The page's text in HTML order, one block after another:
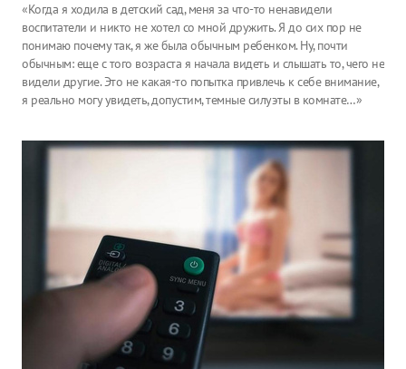
«Когда я ходила в детский сад, меня за что-то ненавидели
воспитатели и никто не хотел со мной дружить. Я до сих пор не
понимаю почему так, я же была обычным ребенком. Ну, почти
обычным: еще с того возраста я начала видеть и слышать то, чего не
видели другие. Это не какая-то попытка привлечь к себе внимание,
я реально могу увидеть, допустим, темные силуэты в комнате…»